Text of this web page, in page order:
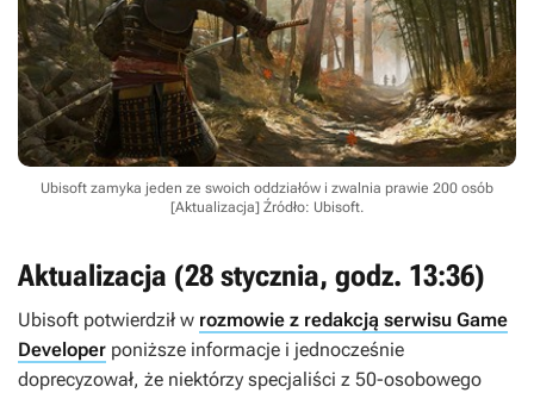
Ubisoft zamyka jeden ze swoich oddziałów i zwalnia prawie 200 osób
[Aktualizacja] Źródło: Ubisoft.
Aktualizacja (28 stycznia, godz. 13:36)
Ubisoft potwierdził w rozmowie z redakcją serwisu Game
Developer poniższe informacje i jednocześnie
doprecyzował, że niektórzy specjaliści z 50-osobowego